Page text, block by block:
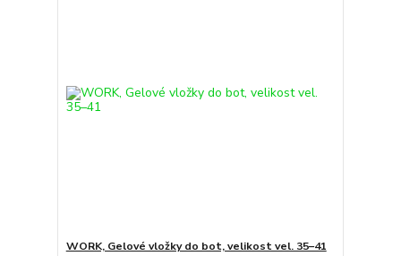
WORK, Gelové vložky do bot, velikost vel. 35–41